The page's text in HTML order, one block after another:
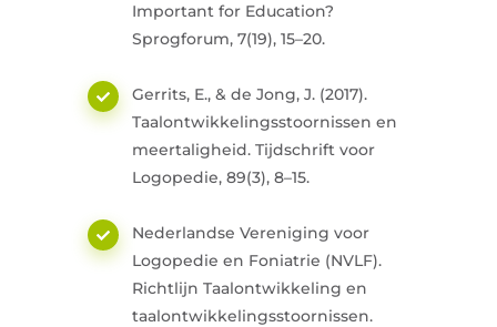
Important for Education?
Sprogforum, 7(19), 15–20.
Gerrits, E., & de Jong, J. (2017).
Taalontwikkelingsstoornissen en
meertaligheid. Tijdschrift voor
Logopedie, 89(3), 8–15.
Nederlandse Vereniging voor
Logopedie en Foniatrie (NVLF).
Richtlijn Taalontwikkeling en
taalontwikkelingsstoornissen.